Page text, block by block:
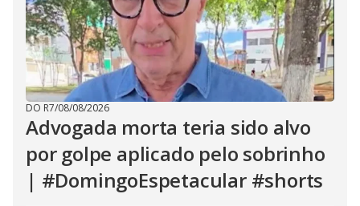
DO R7/08/08/2026
Advogada morta teria sido alvo
por golpe aplicado pelo sobrinho
| #DomingoEspetacular #shorts